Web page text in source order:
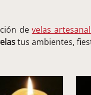
develas
tus ambientes,